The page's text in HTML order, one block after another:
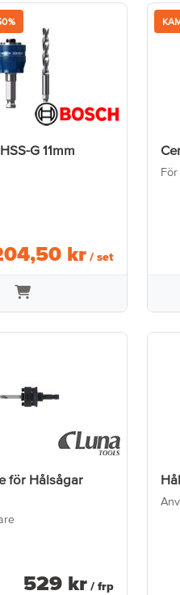
G 11mm
,50 kr / set
för Hålsågar
529 kr / frp